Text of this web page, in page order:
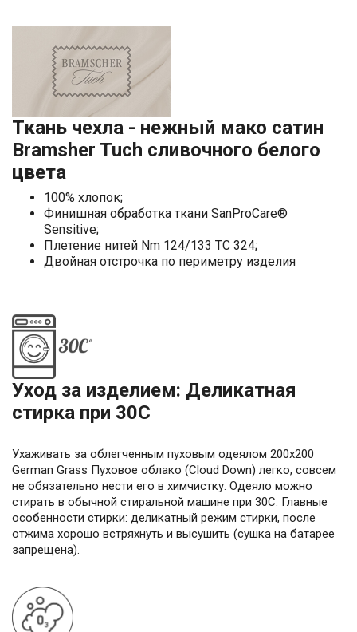
Ткань чехла - нежный мако сатин
Bramsher Tuch сливочного белого
цвета
100% хлопок;
Финишная обработка ткани SanProCare®
Sensitive;
Плетение нитей Nm 124/133 TC 324;
Двойная отстрочка по периметру изделия
Уход за изделием: Деликатная
стирка при 30С
Ухаживать за облегченным пуховым одеялом 200х200
German Grass Пуховое облако (Cloud Down) легко, совсем
не обязательно нести его в химчистку. Одеяло можно
стирать в обычной стиральной машине при 30С. Главные
особенности стирки: деликатный режим стирки, после
отжима хорошо встряхнуть и высушить (сушка на батарее
запрещена).